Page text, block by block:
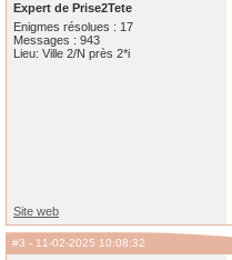
Expert de Prise2Tete
Enigmes résolues : 17
Messages : 943
Lieu: Ville 2/N près 2*i
Site web
#3 - 11-02-2025 10:08:32